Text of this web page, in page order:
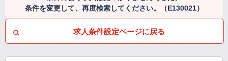
条件を変更して、再度検索してください。（E130021）
求人条件設定ページに戻る